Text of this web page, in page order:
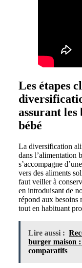
Les étapes
assurant
bébé
La diversification
dans l’alimentation
s’accompagne
vers des aliments
faut veiller à
en introduisant de
répond aux besoins
tout en habituant
Lire aussi :
burger maison :
comparatifs